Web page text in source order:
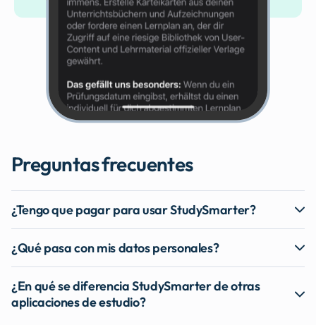
Preguntas frecuentes
¿Tengo que pagar para usar StudySmarter?
¿Qué pasa con mis datos personales?
¿En qué se diferencia StudySmarter de otras
aplicaciones de estudio?